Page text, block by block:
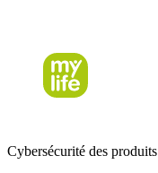
Cybersécurité des produits